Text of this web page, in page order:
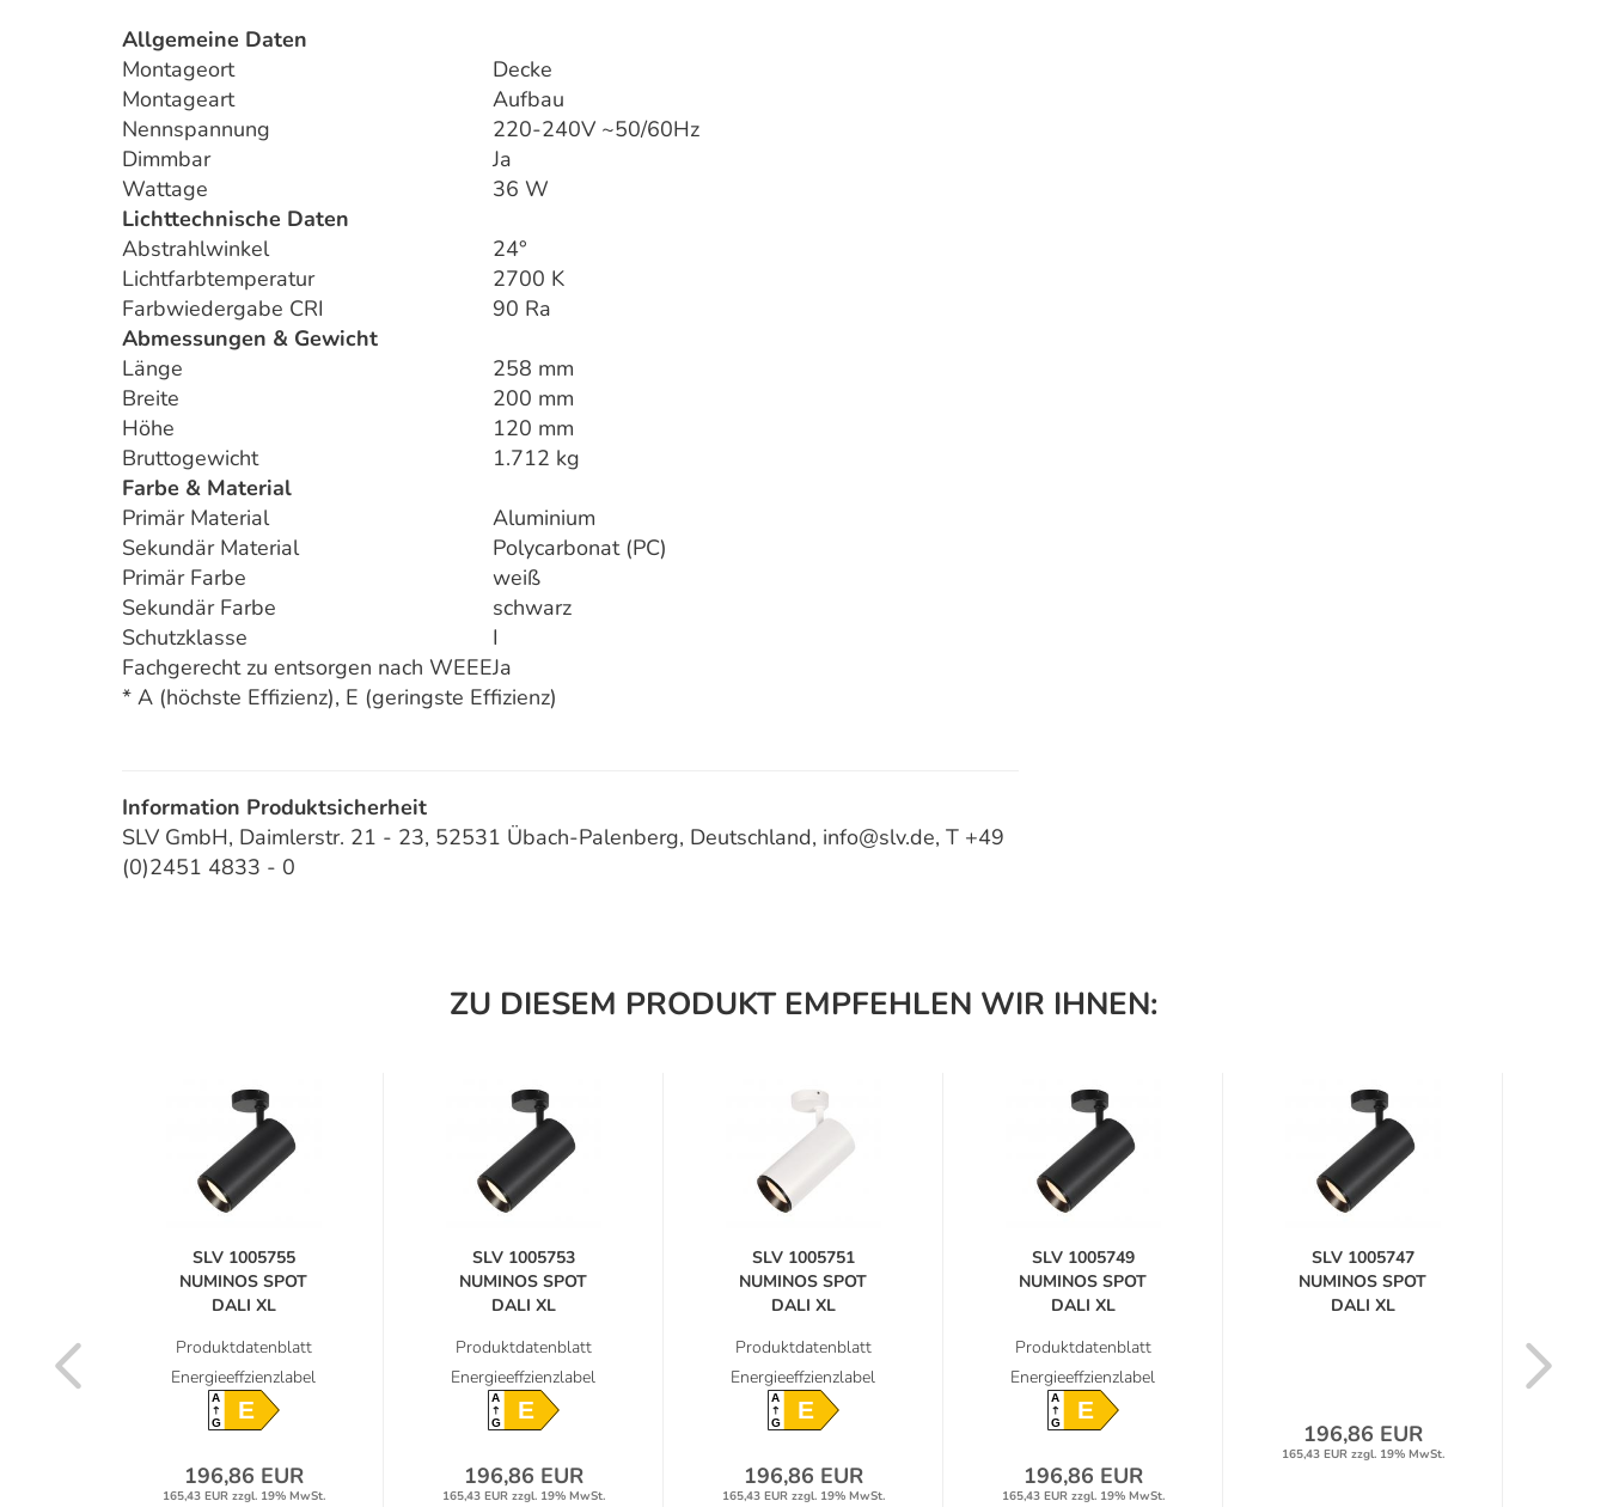
Allgemeine Daten
Montageort
Decke
Montageart
Aufbau
Nennspannung
220-240V ~50/60Hz
Dimmbar
Ja
Wattage
36 W
Lichttechnische Daten
Abstrahlwinkel
24°
Lichtfarbtemperatur
2700 K
Farbwiedergabe CRI
90 Ra
Abmessungen & Gewicht
Länge
258 mm
Breite
200 mm
Höhe
120 mm
Bruttogewicht
1.712 kg
Farbe & Material
Primär Material
Aluminium
Sekundär Material
Polycarbonat (PC)
Primär Farbe
weiß
Sekundär Farbe
schwarz
Schutzklasse
I
Fachgerecht zu entsorgen nach WEEEJa
* A (höchste Effizienz), E (geringste Effizienz)
Information Produktsicherheit
SLV GmbH, Daimlerstr. 21 - 23, 52531 Übach-Palenberg, Deutschland, info@slv.de, T +49
(0)2451 4833 - 0
ZU DIESEM PRODUKT EMPFEHLEN WIR IHNEN:
SLV 1005755
NUMINOS SPOT
DALI XL
Produktdatenblatt
Energieeffzienzlabel
A
GE
196,86 EUR
165,43 EUR zzgl. 19% MwSt.
SLV 1005753
NUMINOS SPOT
DALI XL
Produktdatenblatt
Energieeffzienzlabel
A
GE
196,86 EUR
165,43 EUR zzgl. 19% MwSt.
SLV 1005751
NUMINOS SPOT
DALI XL
Produktdatenblatt
Energieeffzienzlabel
A
GE
196,86 EUR
165,43 EUR zzgl. 19% MwSt.
SLV 1005749
NUMINOS SPOT
DALI XL
Produktdatenblatt
Energieeffzienzlabel
A
GE
196,86 EUR
165,43 EUR zzgl. 19% MwSt.
SLV 1005747
NUMINOS SPOT
DALI XL
196,86 EUR
165,43 EUR zzgl. 19% MwSt.